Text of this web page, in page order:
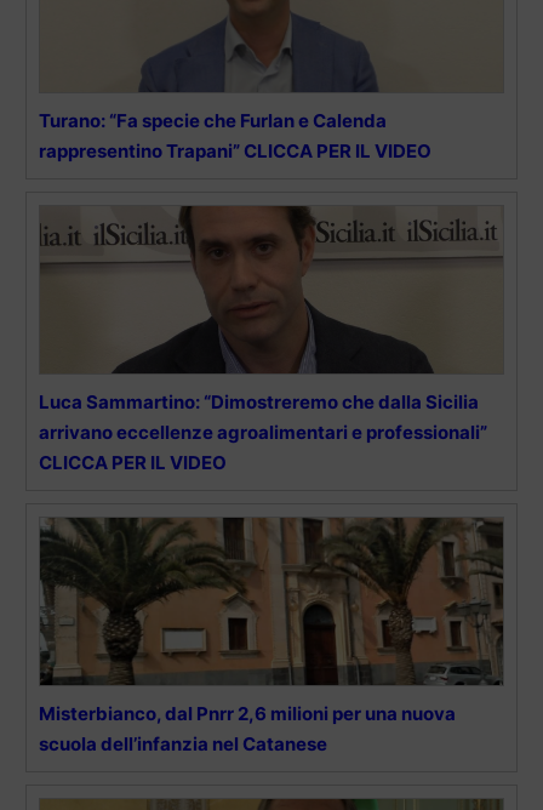
Turano: “Fa specie che Furlan e Calenda
rappresentino Trapani” CLICCA PER IL VIDEO
Luca Sammartino: “Dimostreremo che dalla Sicilia
arrivano eccellenze agroalimentari e professionali”
CLICCA PER IL VIDEO
Misterbianco, dal Pnrr 2,6 milioni per una nuova
scuola dell’infanzia nel Catanese